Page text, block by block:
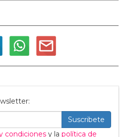
Suscribete
condiciones y la política de